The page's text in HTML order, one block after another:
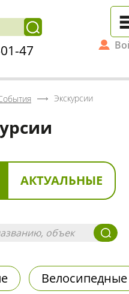
47
Экскурсии
АКТУАЛЬНЫЕ
Велосипедные